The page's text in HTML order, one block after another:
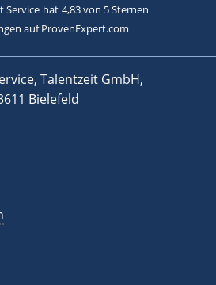
Service hat 4,83von 5Sternen
auf ProvenExpert.com
Talentzeit GmbH,
Bielefeld